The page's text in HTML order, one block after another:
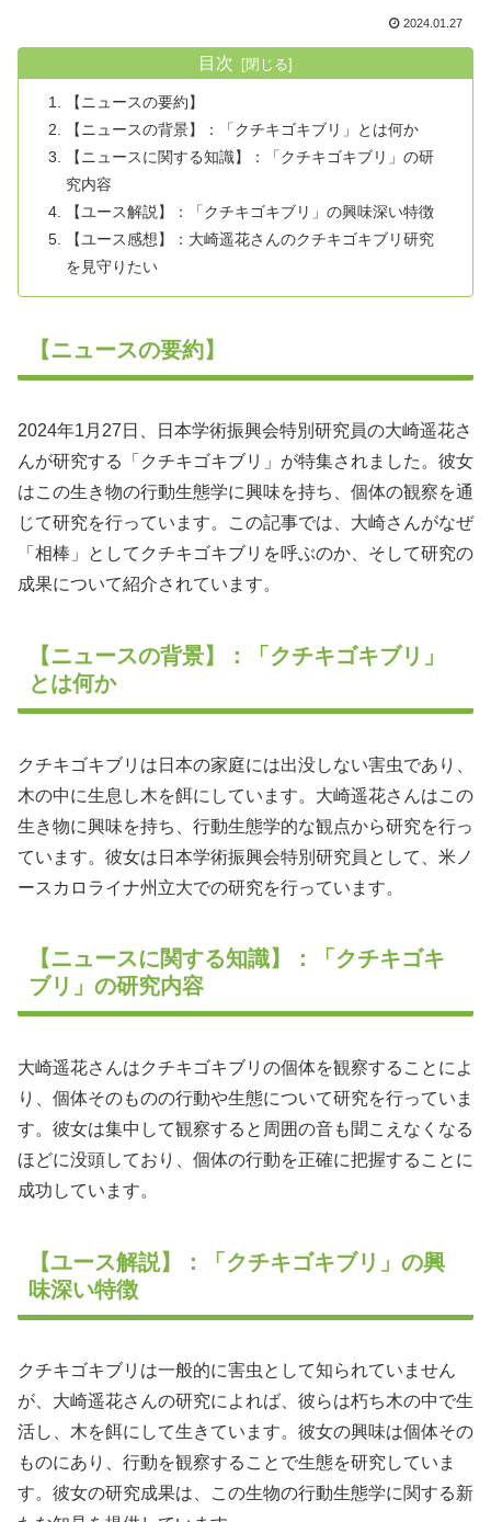
2024.01.27
目次
【ニュースの要約】
【ニュースの背景】：「クチキゴキブリ」とは何か
【ニュースに関する知識】：「クチキゴキブリ」の研
究内容
【ユース解説】：「クチキゴキブリ」の興味深い特徴
【ユース感想】：大崎遥花さんのクチキゴキブリ研究
を見守りたい
【ニュースの要約】
2024年1月27日、日本学術振興会特別研究員の大崎遥花さ
んが研究する「クチキゴキブリ」が特集されました。彼女
はこの生き物の行動生態学に興味を持ち、個体の観察を通
じて研究を行っています。この記事では、大崎さんがなぜ
「相棒」としてクチキゴキブリを呼ぶのか、そして研究の
成果について紹介されています。
【ニュースの背景】：「クチキゴキブリ」
とは何か
クチキゴキブリは日本の家庭には出没しない害虫であり、
木の中に生息し木を餌にしています。大崎遥花さんはこの
生き物に興味を持ち、行動生態学的な観点から研究を行っ
ています。彼女は日本学術振興会特別研究員として、米ノ
ースカロライナ州立大での研究を行っています。
【ニュースに関する知識】：「クチキゴキ
ブリ」の研究内容
大崎遥花さんはクチキゴキブリの個体を観察することによ
り、個体そのものの行動や生態について研究を行っていま
す。彼女は集中して観察すると周囲の音も聞こえなくなる
ほどに没頭しており、個体の行動を正確に把握することに
成功しています。
【ユース解説】：「クチキゴキブリ」の興
味深い特徴
クチキゴキブリは一般的に害虫として知られていません
が、大崎遥花さんの研究によれば、彼らは朽ち木の中で生
活し、木を餌にして生きています。彼女の興味は個体その
ものにあり、行動を観察することで生態を研究していま
す。彼女の研究成果は、この生物の行動生態学に関する新